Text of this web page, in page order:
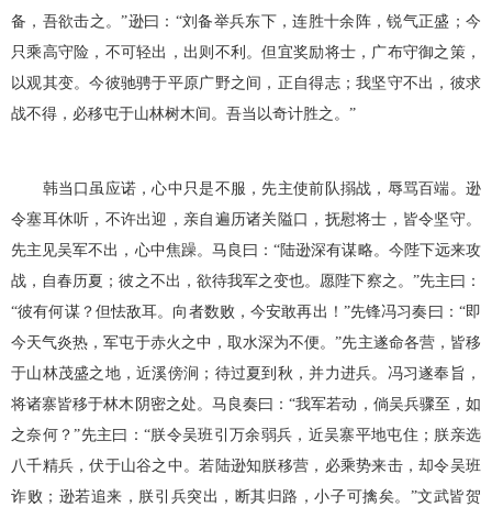
备，吾欲击之。”逊曰：“刘备举兵东下，连胜十余阵，锐气正盛；今
只乘高守险，不可轻出，出则不利。但宜奖励将士，广布守御之策，
以观其变。今彼驰骋于平原广野之间，正自得志；我坚守不出，彼求
战不得，必移屯于山林树木间。吾当以奇计胜之。”
韩当口虽应诺，心中只是不服，先主使前队搦战，辱骂百端。逊
令塞耳休听，不许出迎，亲自遍历诸关隘口，抚慰将士，皆令坚守。
先主见吴军不出，心中焦躁。马良曰：“陆逊深有谋略。今陛下远来攻
战，自春历夏；彼之不出，欲待我军之变也。愿陛下察之。”先主曰：
“彼有何谋？但怯敌耳。向者数败，今安敢再出！”先锋冯习奏曰：“即
今天气炎热，军屯于赤火之中，取水深为不便。”先主遂命各营，皆移
于山林茂盛之地，近溪傍涧；待过夏到秋，并力进兵。冯习遂奉旨，
将诸寨皆移于林木阴密之处。马良奏曰：“我军若动，倘吴兵骤至，如
之奈何？”先主曰：“朕令吴班引万余弱兵，近吴寨平地屯住；朕亲选
八千精兵，伏于山谷之中。若陆逊知朕移营，必乘势来击，却令吴班
诈败；逊若追来，朕引兵突出，断其归路，小子可擒矣。”文武皆贺